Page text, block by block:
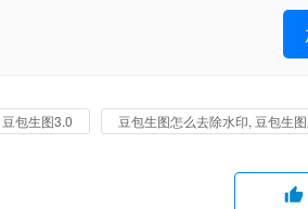
豆包生图3.0 豆包生图怎么去除水印, 豆包生